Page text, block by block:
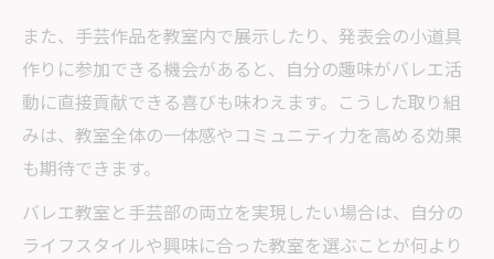
また、手芸作品を教室内で展示したり、発表会の小道具
作りに参加できる機会があると、自分の趣味がバレエ活
動に直接貢献できる喜びも味わえます。こうした取り組
みは、教室全体の一体感やコミュニティ力を高める効果
も期待できます。
バレエ教室と手芸部の両立を実現したい場合は、自分の
ライフスタイルや興味に合った教室を選ぶことが何より